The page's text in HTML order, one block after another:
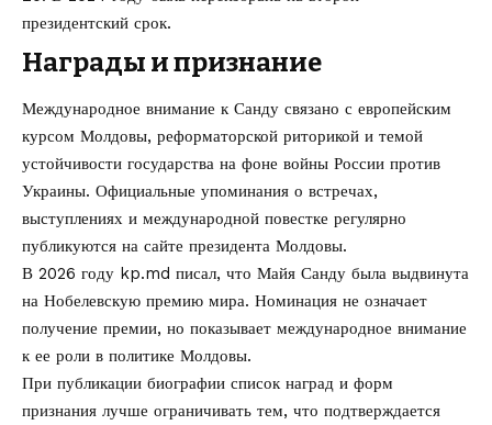
президентский срок.
Награды и признание
Международное внимание к Санду связано с европейским
курсом Молдовы, реформаторской риторикой и темой
устойчивости государства на фоне войны России против
Украины. Официальные упоминания о встречах,
выступлениях и международной повестке регулярно
публикуются на сайте президента Молдовы.
В 2026 году kp.md писал, что Майя Санду была выдвинута
на Нобелевскую премию мира. Номинация не означает
получение премии, но показывает международное внимание
к ее роли в политике Молдовы.
При публикации биографии список наград и форм
признания лучше ограничивать тем, что подтверждается